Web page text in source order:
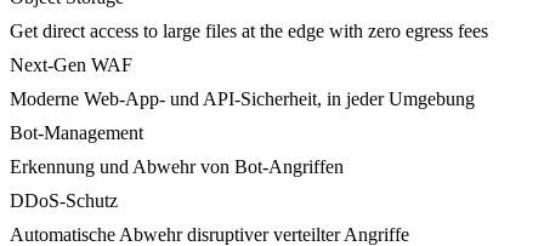
Get direct access to large files at the edge with zero egress fees
Next-Gen WAF
Moderne Web-App- und API-Sicherheit, in jeder Umgebung
Bot-Management
Erkennung und Abwehr von Bot-Angriffen
DDoS-Schutz
Automatische Abwehr disruptiver verteilter Angriffe